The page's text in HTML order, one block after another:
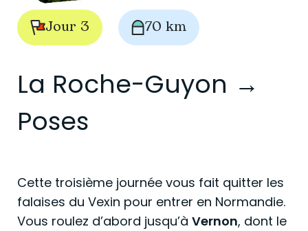
Jour 3 70 km
La Roche-Guyon →
Poses
Cette troisième journée vous fait quitter les
falaises du Vexin pour entrer en Normandie.
Vous roulez d’abord jusqu’à Vernon, dont le